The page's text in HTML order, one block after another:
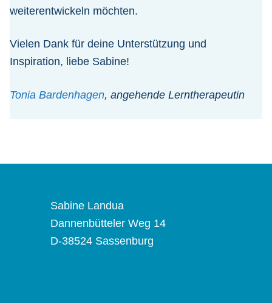
weiterentwickeln möchten.
Vielen Dank für deine Unterstützung und
Inspiration, liebe Sabine!
Tonia Bardenhagen, angehende Lerntherapeutin
Sabine Landua
Dannenbütteler Weg 14
D-38524 Sassenburg